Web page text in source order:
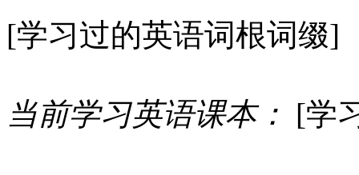
[学习过的英语词根词缀]
当前学习英语课本： [学